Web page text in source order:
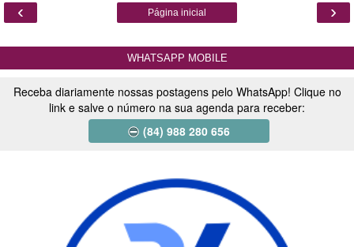
‹ ›
Página inicial
WHATSAPP MOBILE
Receba diariamente nossas postagens pelo WhatsApp! Clique no
link e salve o número na sua agenda para receber:
(84) 988 280 656